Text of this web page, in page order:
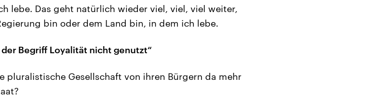
lebe. Das geht natürlich wieder viel, viel, viel weiter,
bin oder dem Land bin, in dem ich lebe.
Begriff Loyalität nicht genutzt“
pluralistische Gesellschaft von ihren Bürgern da mehr